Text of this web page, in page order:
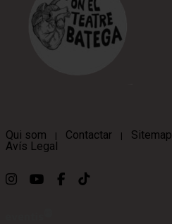
Qui som | Contactar | Sitemap
Avís Legal
Link a instagram
Link a youtube
Link a facebook
Link a ticktok